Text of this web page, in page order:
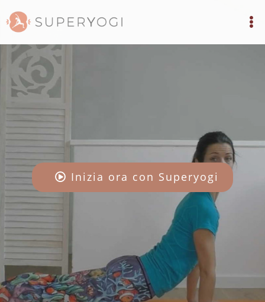
Inizia ora con Superyogi